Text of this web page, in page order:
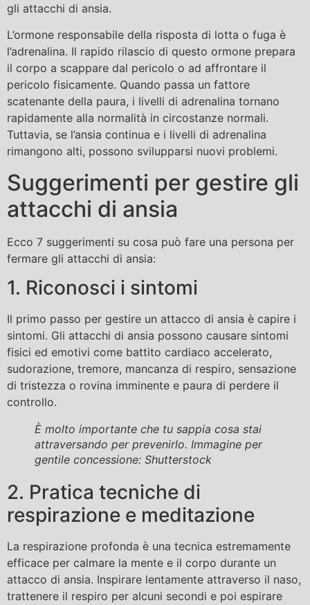
gli attacchi di ansia.
L’ormone responsabile della risposta di lotta o fuga è
l’adrenalina. Il rapido rilascio di questo ormone prepara
il corpo a scappare dal pericolo o ad affrontare il
pericolo fisicamente. Quando passa un fattore
scatenante della paura, i livelli di adrenalina tornano
rapidamente alla normalità in circostanze normali.
Tuttavia, se l’ansia continua e i livelli di adrenalina
rimangono alti, possono svilupparsi nuovi problemi.
Suggerimenti per gestire gli
attacchi di ansia
Ecco 7 suggerimenti su cosa può fare una persona per
fermare gli attacchi di ansia:
1. Riconosci i sintomi
Il primo passo per gestire un attacco di ansia è capire i
sintomi. Gli attacchi di ansia possono causare sintomi
fisici ed emotivi come battito cardiaco accelerato,
sudorazione, tremore, mancanza di respiro, sensazione
di tristezza o rovina imminente e paura di perdere il
controllo.
È molto importante che tu sappia cosa stai
attraversando per prevenirlo. Immagine per
gentile concessione: Shutterstock
2. Pratica tecniche di
respirazione e meditazione
La respirazione profonda è una tecnica estremamente
efficace per calmare la mente e il corpo durante un
attacco di ansia. Inspirare lentamente attraverso il naso,
trattenere il respiro per alcuni secondi e poi espirare